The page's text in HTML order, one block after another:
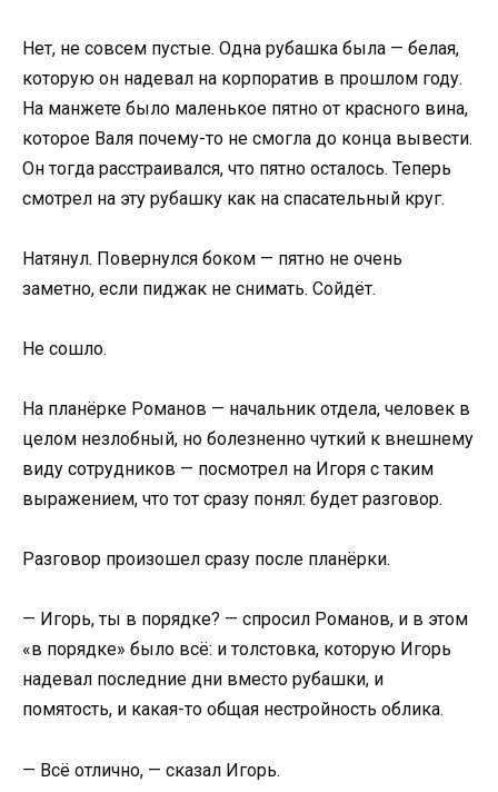
Нет, не совсем пустые. Одна рубашка была — белая,
которую он надевал на корпоратив в прошлом году.
На манжете было маленькое пятно от красного вина,
которое Валя почему-то не смогла до конца вывести.
Он тогда расстраивался, что пятно осталось. Теперь
смотрел на эту рубашку как на спасательный круг.
Натянул. Повернулся боком — пятно не очень
заметно, если пиджак не снимать. Сойдёт.
Не сошло.
На планёрке Романов — начальник отдела, человек в
целом незлобный, но болезненно чуткий к внешнему
виду сотрудников — посмотрел на Игоря с таким
выражением, что тот сразу понял: будет разговор.
Разговор произошел сразу после планёрки.
— Игорь, ты в порядке? — спросил Романов, и в этом
«в порядке» было всё: и толстовка, которую Игорь
надевал последние дни вместо рубашки, и
помятость, и какая-то общая нестройность облика.
— Всё отлично, — сказал Игорь.